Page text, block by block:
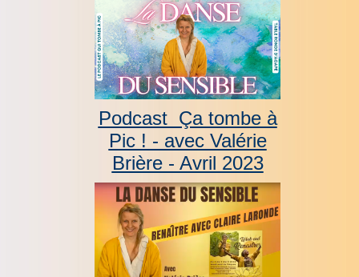
Podcast Ça tombe à
Pic ! - avec Valérie
Brière - Avril 2023